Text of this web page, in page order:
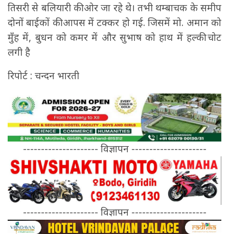
तिसरी से बलियारी की ओर जा रहे थे। तभी थम्बाचक के समीप
दोनों बाईकों की आपस में टक्कर हो गई. जिसमें मो. अमान को
मुँह में, बुधन को कमर में और सुभाष को हाथ में हल्की चोट
लगी है
रिपोर्ट : चन्दन भारती
--------------------- विज्ञापन ---------------------
--------------------- विज्ञापन ---------------------